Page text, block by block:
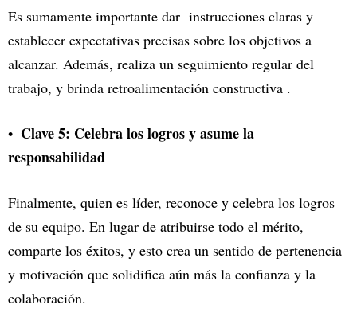
Es sumamente importante dar instrucciones claras y
establecer expectativas precisas sobre los objetivos a
alcanzar. Además, realiza un seguimiento regular del
trabajo, y brinda retroalimentación constructiva .
Clave 5: Celebra los logros y asume la
responsabilidad
Finalmente, quien es líder, reconoce y celebra los logros
de su equipo. En lugar de atribuirse todo el mérito,
comparte los éxitos, y esto crea un sentido de pertenencia
y motivación que solidifica aún más la confianza y la
colaboración.